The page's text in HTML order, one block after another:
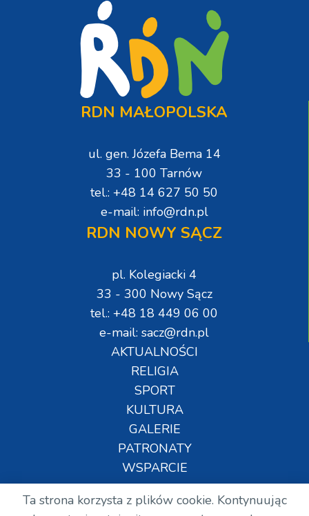
RDN MAŁOPOLSKA
ul. gen. Józefa Bema 14
33 - 100 Tarnów
tel.: +48 14 627 50 50
e-mail: info@rdn.pl
RDN NOWY SĄCZ
pl. Kolegiacki 4
33 - 300 Nowy Sącz
tel.: +48 18 449 06 00
e-mail: sacz@rdn.pl
AKTUALNOŚCI
RELIGIA
SPORT
KULTURA
GALERIE
PATRONATY
WSPARCIE
Ta strona korzysta z plików cookie. Kontynuując